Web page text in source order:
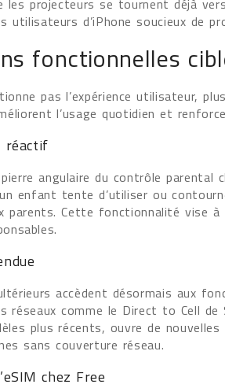
les projecteurs se tournent déjà
utilisateurs d’iPhone soucieux de
fonctionnelles
pas l’expérience utilisateur,
l’usage quotidien et
réactif
angulaire du contrôle parental
enfant tente d’utiliser ou
parents. Cette fonctionnalité vise
accèdent désormais aux
comme le Direct to Cell de
plus récents, ouvre de
sans couverture réseau.
chez Free